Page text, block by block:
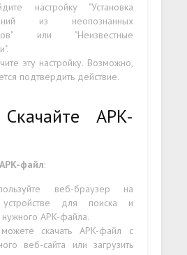
настройку "Установка
из неопознанных
или "Неизвестные
эту настройку. Возможно,
подтвердить действие.
APK-
файл:
веб-браузер на
для поиска и
нужного APK-файла.
скачать APK-файл с
веб-сайта или загрузить